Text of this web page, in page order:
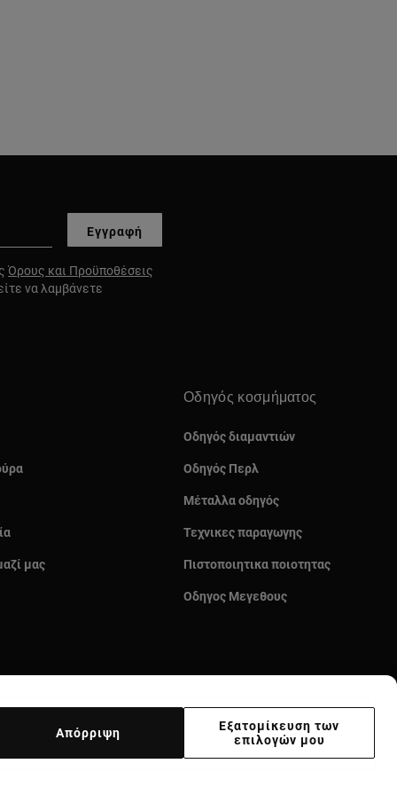
Εγγραφή
Όρους και Προϋποθέσεις
να λαμβάνετε
μας
Οδηγός κοσμήματος
Οδηγός διαμαντιών
Οδηγός Περλ
Μέταλλα οδηγός
Τεχνικες παραγωγης
Πιστοποιητικα ποιοτητας
Οδηγος Μεγεθους
Εξατομίκευση των
επιλογών μου
Απόρριψη